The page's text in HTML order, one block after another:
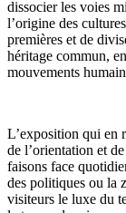
dissocier les voies
l’origine des
premières et de
héritage commun,
mouvements
L’exposition qui en
de l’orientation et
faisons face
des politiques ou la
visiteurs le luxe du